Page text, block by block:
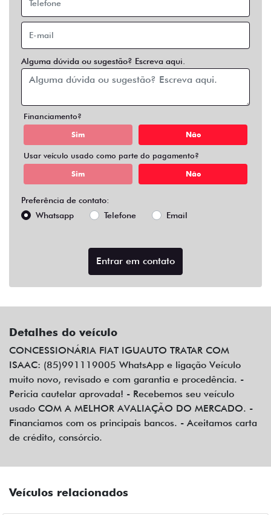
Alguma dúvida ou sugestão? Escreva aqui.
Financiamento?
Sim Não
Usar veículo usado como parte do pagamento?
Sim Não
Preferência de contato:
Whatsapp
Telefone Email
Entrar em contato
Detalhes do veículo
CONCESSIONÁRIA FIAT IGUAUTO TRATAR COM
ISAAC: (85)991119005 WhatsApp e ligação Veículo
muito novo, revisado e com garantia e procedência. -
Pericia cautelar aprovada! - Recebemos seu veículo
usado COM A MELHOR AVALIAÇÃO DO MERCADO. -
Financiamos com os principais bancos. - Aceitamos carta
de crédito, consórcio.
Veículos relacionados